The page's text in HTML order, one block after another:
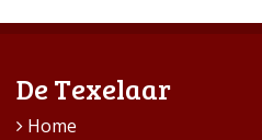
De Texelaar
Home